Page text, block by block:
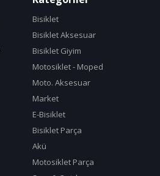
Bisiklet
Bisiklet Aksesuar
Bisiklet Giyim
Motosiklet - Moped
Moto. Aksesuar
Market
E-Bisiklet
Bisiklet Parça
Akü
Motosiklet Parça